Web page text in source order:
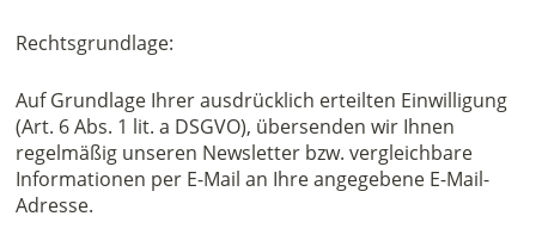
Rechtsgrundlage:
Auf Grundlage Ihrer ausdrücklich erteilten Einwilligung
(Art. 6 Abs. 1 lit. a DSGVO), übersenden wir Ihnen
regelmäßig unseren Newsletter bzw. vergleichbare
Informationen per E-Mail an Ihre angegebene E-Mail-
Adresse.